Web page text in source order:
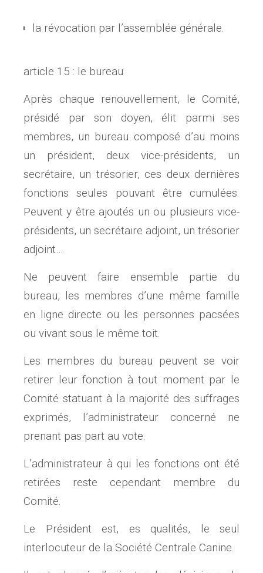
la révocation par l’assemblée générale.
article 15 : le bureau
Après chaque renouvellement, le Comité,
présidé par son doyen, élit parmi ses
membres, un bureau composé d’au moins
un président, deux vice-présidents, un
secrétaire, un trésorier, ces deux dernières
fonctions seules pouvant être cumulées.
Peuvent y être ajoutés un ou plusieurs vice-
présidents, un secrétaire adjoint, un trésorier
adjoint…
Ne peuvent faire ensemble partie du
bureau, les membres d’une même famille
en ligne directe ou les personnes pacsées
ou vivant sous le même toit.
Les membres du bureau peuvent se voir
retirer leur fonction à tout moment par le
Comité statuant à la majorité des suffrages
exprimés, l’administrateur concerné ne
prenant pas part au vote.
L’administrateur à qui les fonctions ont été
retirées reste cependant membre du
Comité.
Le Président est, es qualités, le seul
interlocuteur de la Société Centrale Canine.